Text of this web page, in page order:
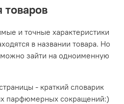
товаров
и точные характеристики
в названии товара. Но
зайти на одноименную
- краткий словарик
парфюмерных сокращений:)